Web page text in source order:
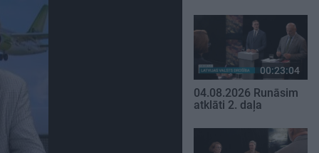
00:23:04
04.08.2026 Runāsim
atklāti 2. daļa